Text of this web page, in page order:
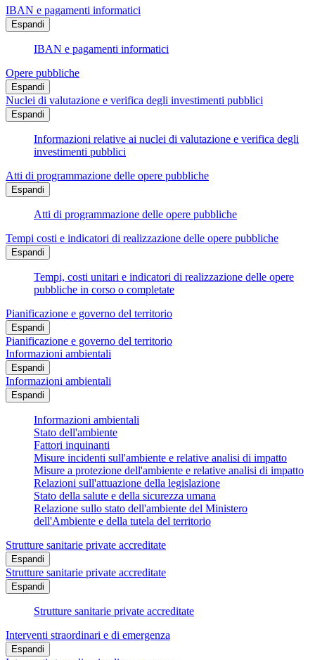
IBAN e pagamenti informatici
Espandi
IBAN e pagamenti informatici
Opere pubbliche
Espandi
Nuclei di valutazione e verifica degli investimenti pubblici
Espandi
Informazioni relative ai nuclei di valutazione e verifica degli
investimenti pubblici
Atti di programmazione delle opere pubbliche
Espandi
Atti di programmazione delle opere pubbliche
Tempi costi e indicatori di realizzazione delle opere pubbliche
Espandi
Tempi, costi unitari e indicatori di realizzazione delle opere
pubbliche in corso o completate
Pianificazione e governo del territorio
Espandi
Pianificazione e governo del territorio
Informazioni ambientali
Espandi
Informazioni ambientali
Espandi
Informazioni ambientali
Stato dell'ambiente
Fattori inquinanti
Misure incidenti sull'ambiente e relative analisi di impatto
Misure a protezione dell'ambiente e relative analisi di impatto
Relazioni sull'attuazione della legislazione
Stato della salute e della sicurezza umana
Relazione sullo stato dell'ambiente del Ministero
dell'Ambiente e della tutela del territorio
Strutture sanitarie private accreditate
Espandi
Strutture sanitarie private accreditate
Espandi
Strutture sanitarie private accreditate
Interventi straordinari e di emergenza
Espandi